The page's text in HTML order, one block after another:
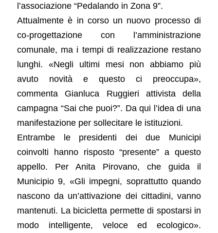
l’associazione “Pedalando in Zona 9”.
Attualmente è in corso un nuovo processo di
co-progettazione con l’amministrazione
comunale, ma i tempi di realizzazione restano
lunghi. «Negli ultimi mesi non abbiamo più
avuto novità e questo ci preoccupa»,
commenta Gianluca Ruggieri attivista della
campagna “Sai che puoi?”. Da qui l’idea di una
manifestazione per sollecitare le istituzioni.
Entrambe le presidenti dei due Municipi
coinvolti hanno risposto “presente” a questo
appello. Per Anita Pirovano, che guida il
Municipio 9, «Gli impegni, soprattutto quando
nascono da un’attivazione dei cittadini, vanno
mantenuti. La bicicletta permette di spostarsi in
modo intelligente, veloce ed ecologico».